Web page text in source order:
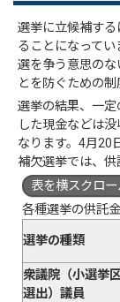
選挙に立候補す
ることになって
選を争う意思の
とを防ぐための制
選挙の結果、一
した現金などは
なります。4月20
補欠選挙では、供
表を横スクロ
各種選挙の供託
選挙の種類
衆議院（小選挙
選出）議員